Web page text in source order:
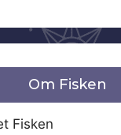
Om Fisken
Fisken